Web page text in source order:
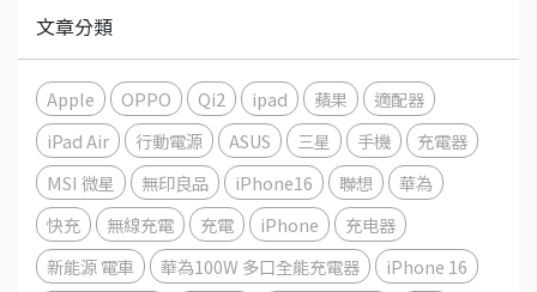
文章分類
Apple OPPO Qi2 ipad 蘋果
適配器
iPad Air
行動電源 ASUS 三星 手機
充電器
MSI 微星
無印良品 iPhone16 聯想
華為
快充
無線充電 充電 iPhone
充电器
新能源 電車
華為100W 多口全能充電器
iPhone 16